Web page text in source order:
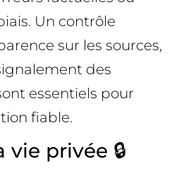
Un contrôle
sur les sources,
des
essentiels pour
fiable.
vie privée 🔒